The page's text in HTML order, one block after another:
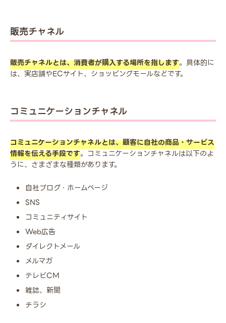
販売チャネル
販売チャネルとは、消費者が購入する場所を指します。具体的に
は、実店舗やECサイト、ショッピングモールなどです。
コミュニケーションチャネル
コミュニケーションチャネルとは、顧客に自社の商品・サービス
情報を伝える手段です。コミュニケーションチャネルは以下のよ
うに、さまざまな種類があります。
自社ブログ・ホームページ
SNS
コミュニティサイト
Web広告
ダイレクトメール
メルマガ
テレビCM
雑誌、新聞
チラシ